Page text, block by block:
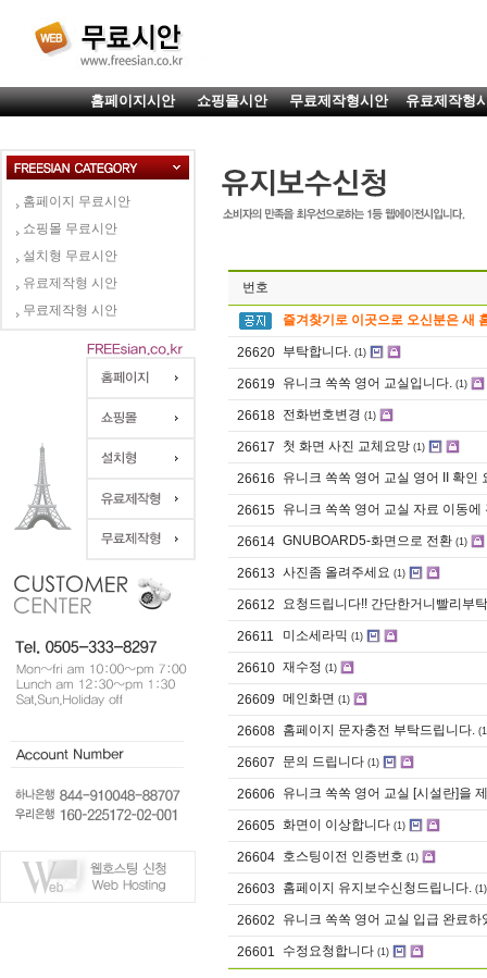
홈페이지시안 쇼핑몰시안 무료제작형시안 유료제작형
홈페이지 무료시안
쇼핑몰 무료시안
설치형 무료시안
유료제작형 시안
무료제작형 시안
번호
즐겨찾기로 이곳으로 오신분은 새
26620 부탁합니다. (1)
26619 유니크 쏙쏙 영어 교실입니다. (1)
26618 전화번호변경 (1)
26617 첫 화면 사진 교체요망 (1)
26616 유니크 쏙쏙 영어 교실 영어 II 확인
26615 유니크 쏙쏙 영어 교실 자료 이동에
26614 GNUBOARD5-화면으로 전환 (1)
26613 사진좀 올려주세요 (1)
26612 요청드립니다!! 간단한거니빨리부
26611 미소세라믹 (1)
26610 재수정 (1)
26609 메인화면 (1)
26608 홈페이지 문자충전 부탁드립니다.
26607 문의 드립니다 (1)
26606 유니크 쏙쏙 영어 교실 [시설란]을
26605 화면이 이상합니다 (1)
26604 호스팅이전 인증번호 (1)
26603 홈페이지 유지보수신청드립니다. (1)
26602 유니크 쏙쏙 영어 교실 입급 완료하
26601 수정요청합니다 (1)